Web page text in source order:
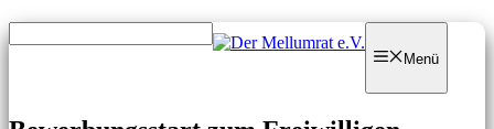
Zum
Inhalt
Zum
Inhalt
Menü